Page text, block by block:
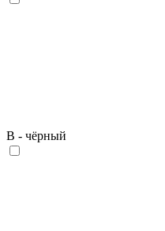
B - чёрный